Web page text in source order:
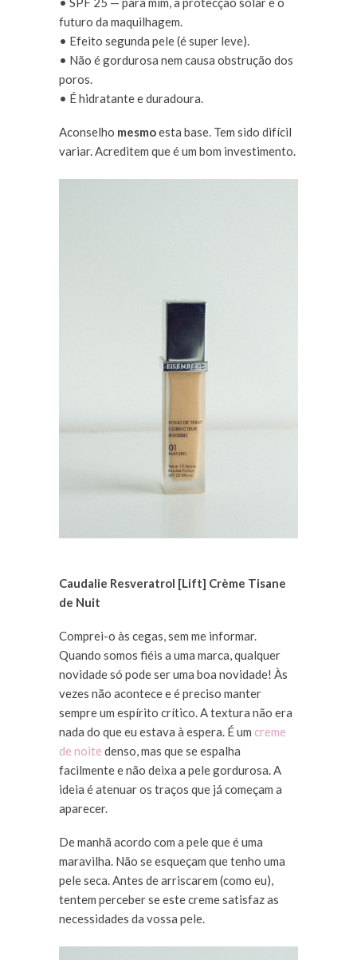
futuro da maquilhagem.
• Efeito segunda pele (é super leve).
• Não é gordurosa nem causa obstrução dos
poros.
• É hidratante e duradoura.
Aconselho mesmoesta base. Tem sido difícil
variar. Acreditem que é um bom investimento.
Caudalie Resveratrol [Lift] Crème Tisane
de Nuit
Comprei-o às cegas, sem me informar.
Quando somos fiéis a uma marca, qualquer
novidade só pode ser uma boa novidade! Às
vezes não acontece e é preciso manter
sempre um espírito crítico. A textura não era
nada do que eu estava à espera. É um creme
de noite denso, mas que se espalha
facilmente e não deixa a pele gordurosa. A
ideia é atenuar os traços que já começam a
aparecer.
De manhã acordo com a pele que é uma
maravilha. Não se esqueçam que tenho uma
pele seca. Antes de arriscarem (como eu),
tentem perceber se este creme satisfaz as
necessidades da vossa pele.